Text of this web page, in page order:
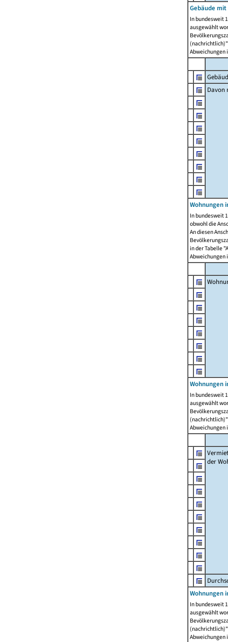
Gebäude
In bundesweit
ausgewählt
Abweichungen
Davon
Wohnungen
In bundesweit
obwohl die
An diesen
in der Tabelle
Abweichungen
Wohnungen
In bundesweit
ausgewählt
Abweichungen
der
Wohnungen
In bundesweit
ausgewählt
Abweichungen